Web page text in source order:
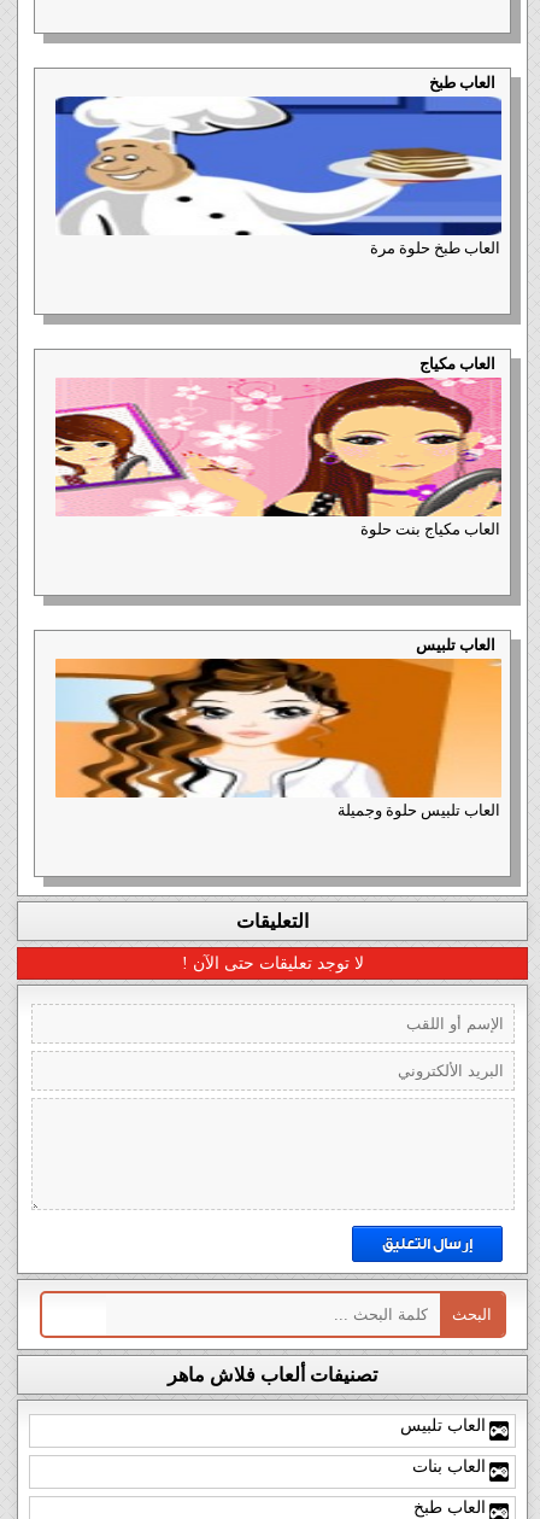
العاب طبخ
العاب طبخ حلوة مرة
العاب مكياج
العاب مكياج بنت حلوة
العاب تلبيس
العاب تلبيس حلوة وجميلة
التعليقات
لا توجد تعليقات حتى الآن !
تصنيفات ألعاب فلاش ماهر
العاب تلبيس
العاب بنات
العاب طبخ